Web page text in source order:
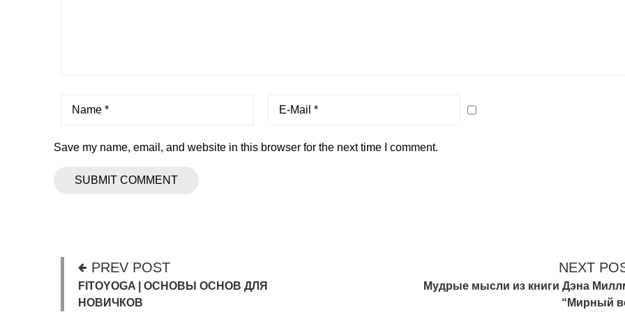
Save my name, email, and website in this browser for the next time I comment.
PREV POST
FITOYOGA | ОСНОВЫ ОСНОВ ДЛЯ
НОВИЧКОВ
NEXT
Мудрые мысли из книги Дэна
“Мирный